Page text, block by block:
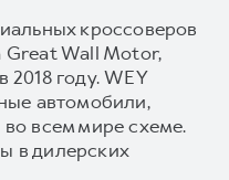
кроссоверов
Great Wall Motor,
году. WEY
автомобили,
всем мире схеме.
в дилерских